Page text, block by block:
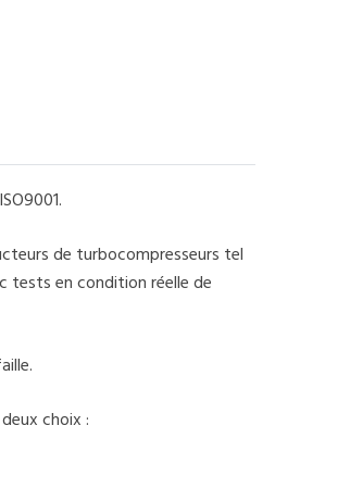
de turbocompresseurs tel
tests en condition réelle de
choix :